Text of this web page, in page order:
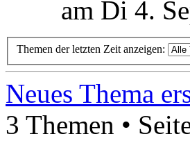
am Di 4.
Themen der letzten Zeit anzeigen:
Neues Thema
3 Themen •